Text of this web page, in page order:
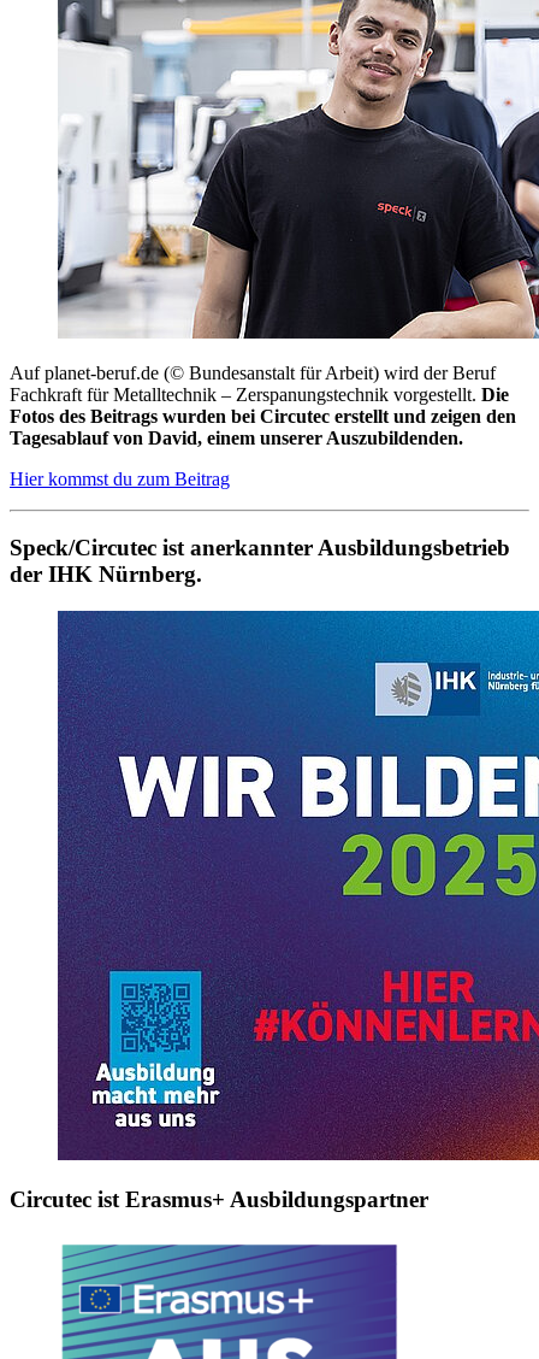
Auf planet-beruf.de (© Bundesanstalt für Arbeit) wird der Beruf
Fachkraft für Metalltechnik – Zerspanungstechnik vorgestellt. Die
Fotos des Beitrags wurden bei Circutec erstellt und zeigen den
Tagesablauf von David, einem unserer Auszubildenden.
Hier kommst du zum Beitrag
Speck/Circutec ist anerkannter Ausbildungsbetrieb
der IHK Nürnberg.
Circutec ist Erasmus+ Ausbildungspartner